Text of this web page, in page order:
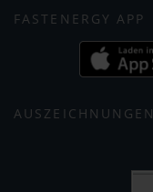
FASTENERGY APP
AUSZEICHNUNGEN